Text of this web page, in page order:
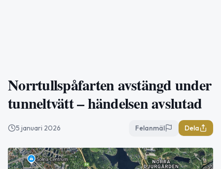
Norrtullspåfarten avstängd under
tunneltvätt – händelsen avslutad
5 januari 2026 Felanmäl Dela